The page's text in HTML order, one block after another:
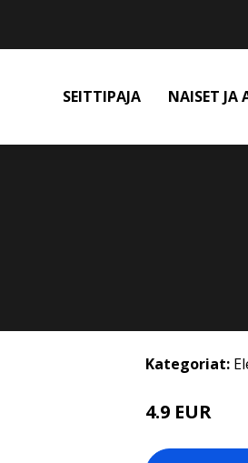
SEITTIPAJA NAISET JA
Kategoriat:
4.9 EUR